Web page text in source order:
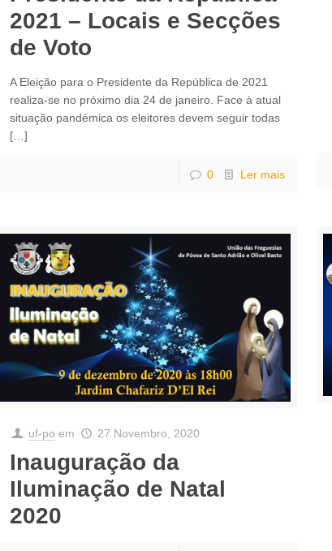
2021 – Locais e Secções
de Voto
A Eleição para o Presidente da República de 2021
realiza-se no próximo dia 24 de janeiro. Face à atual
situação pandémica os eleitores devem seguir todas
[…]
0 Ler mais
uf-po em 27 Novembro, 2020
Inauguração da
Iluminação de Natal
2020